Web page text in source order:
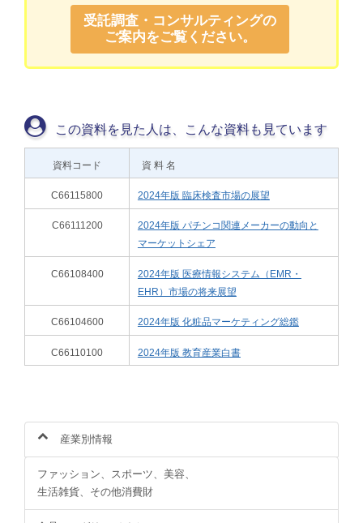
受託調査・コンサルティングの
ご案内をご覧ください。
この資料を見た人は、こんな資料も見ています
資料コード 資 料 名
C66115800 2024年版 臨床検査市場の展望
C66111200
2024年版 パチンコ関連メーカーの動向と
マーケットシェア
C66108400
2024年版 医療情報システム（EMR・
EHR）市場の将来展望
C66104600 2024年版 化粧品マーケティング総鑑
C66110100 2024年版 教育産業白書
産業別情報
ファッション、スポーツ、美容、
生活雑貨、その他消費財